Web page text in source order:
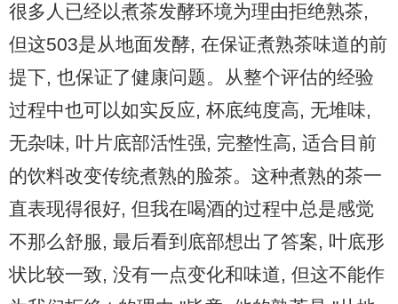
很多人已经以煮茶发酵环境为理由拒绝熟茶,
但这503是从地面发酵, 在保证煮熟茶味道的前
提下, 也保证了健康问题。从整个评估的经验
过程中也可以如实反应, 杯底纯度高, 无堆味,
无杂味, 叶片底部活性强, 完整性高, 适合目前
的饮料改变传统煮熟的脸茶。这种煮熟的茶一
直表现得很好, 但我在喝酒的过程中总是感觉
不那么舒服, 最后看到底部想出了答案, 叶底形
状比较一致, 没有一点变化和味道, 但这不能作